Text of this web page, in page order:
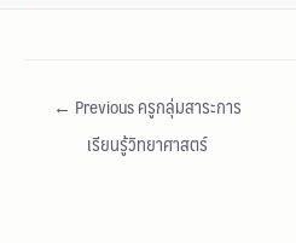
← Previous ครูกลุ่มสาระการ
เรียนรู้วิทยาศาสตร์